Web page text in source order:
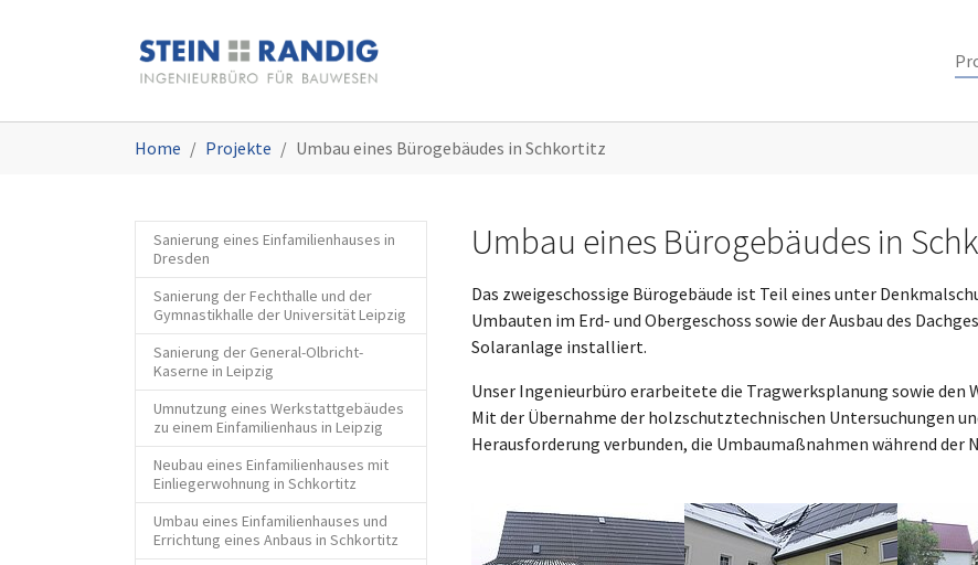
Home Projekte Umbau eines Bürogebäudes in Schkortitz
Sanierung eines Einfamilienhauses in
Dresden
Sanierung der Fechthalle und der
Gymnastikhalle der Universität Leipzig
Sanierung der General-Olbricht-
Kaserne in Leipzig
Umnutzung eines Werkstattgebäudes
zu einem Einfamilienhaus in Leipzig
Neubau eines Einfamilienhauses mit
Einliegerwohnung in Schkortitz
Umbau eines Einfamilienhauses und
Errichtung eines Anbaus in Schkortitz
Umbau eines Bürogebäudes in
Das zweigeschossige Bürogebäude ist Teil eines unter
Umbauten im Erd- und Obergeschoss sowie der Ausbau des
Solaranlage installiert.
Unser Ingenieurbüro erarbeitete die Tragwerksplanung sowie den
Mit der Übernahme der holzschutztechnischen Untersuchungen
Herausforderung verbunden, die Umbaumaßnahmen während der